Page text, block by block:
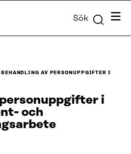
Sök Meny
​​BEHANDLING AV PERSONUPPGIFTER I
i
och